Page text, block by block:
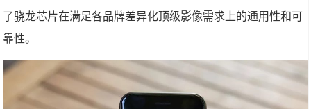
了骁龙芯片在满足各品牌差异化顶级影像需求上的通用性和可
靠性。